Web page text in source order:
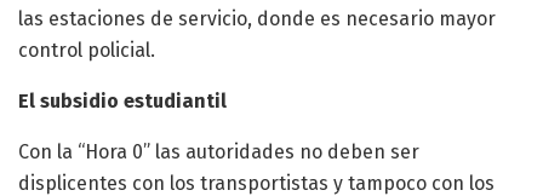
las estaciones de servicio, donde es necesario mayor
control policial.
El subsidio estudiantil
Con la “Hora 0” las autoridades no deben ser
displicentes con los transportistas y tampoco con los